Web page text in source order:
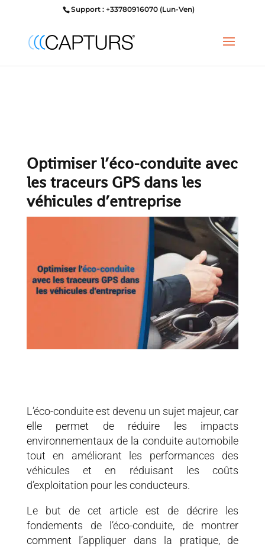
Support : +33780916070 (Lun-Ven)
Optimiser l’éco-conduite avec
les traceurs GPS dans les
véhicules d’entreprise
L’éco-conduite est devenu un sujet majeur, car
elle permet de réduire les impacts
environnementaux de la conduite automobile
tout en améliorant les performances des
véhicules et en réduisant les coûts
d’exploitation pour les conducteurs.
Le but de cet article est de décrire les
fondements de l’éco-conduite, de montrer
comment l’appliquer dans la pratique, de